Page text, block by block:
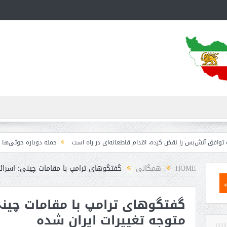
را نقض کرده، اقدام قاطعانه‌ای در راه است حمله دوباره حوثی‌ها به عربستان؛
HOME همگانی گفتگوهای ترامپ با مقامات چینی؛
گفتگوهای ترامپ با مقامات
متوجه تغییرات ایران شده